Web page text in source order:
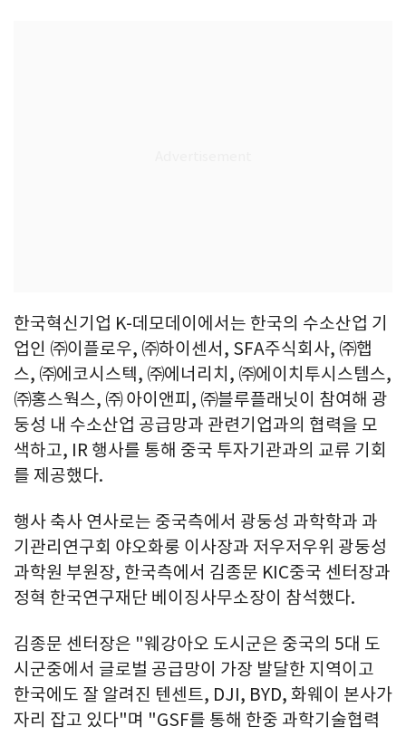
한국혁신기업 K-데모데이에서는 한국의 수소산업 기
업인 ㈜이플로우, ㈜하이센서, SFA주식회사, ㈜햅
스, ㈜에코시스텍, ㈜에너리치, ㈜에이치투시스템스,
㈜홍스웍스, ㈜ 아이앤피, ㈜블루플래닛이 참여해 광
둥성 내 수소산업 공급망과 관련기업과의 협력을 모
색하고, IR 행사를 통해 중국 투자기관과의 교류 기회
를 제공했다.
행사 축사 연사로는 중국측에서 광둥성 과학학과 과
기관리연구회 야오화룽 이사장과 저우저우위 광둥성
과학원 부원장, 한국측에서 김종문 KIC중국 센터장과
정혁 한국연구재단 베이징사무소장이 참석했다.
김종문 센터장은 "웨강아오 도시군은 중국의 5대 도
시군중에서 글로벌 공급망이 가장 발달한 지역이고
한국에도 잘 알려진 텐센트, DJI, BYD, 화웨이 본사가
자리 잡고 있다"며 "GSF를 통해 한중 과학기술협력